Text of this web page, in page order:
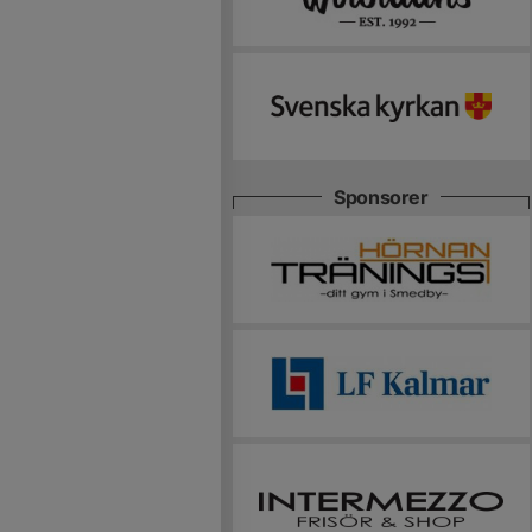
Sponsorer